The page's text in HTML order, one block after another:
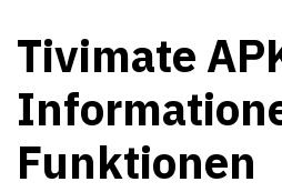
Tivimate
Funktionen